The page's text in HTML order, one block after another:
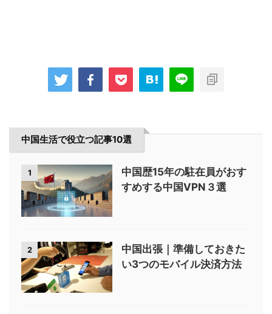
中国生活で役立つ記事10選
1
中国歴15年の駐在員がおす
すめする中国VPN３選
2
中国出張｜準備しておきた
い3つのモバイル決済方法